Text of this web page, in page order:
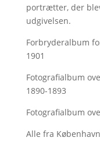
portrætter, der
udgivelsen.
Forbryderalbum
1901
Fotografialbum
1890-1893
Fotografialbum
Alle fra